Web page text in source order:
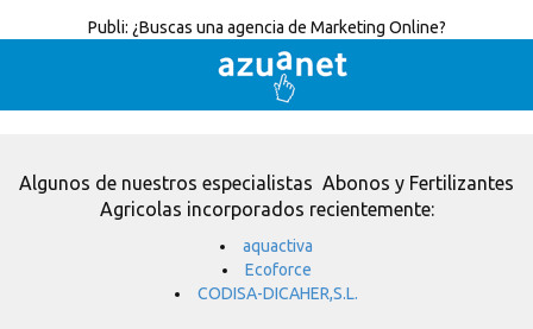
Publi: ¿Buscas una agencia de Marketing Online?
Algunos de nuestros especialistas Abonos y Fertilizantes
Agricolas incorporados recientemente:
aquactiva
Ecoforce
CODISA-DICAHER,S.L.